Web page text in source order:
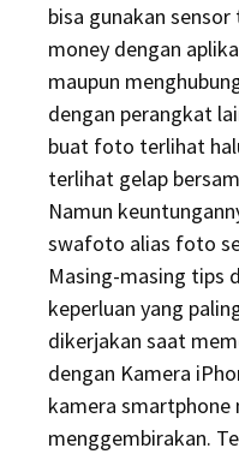
bisa gunakan
money dengan
maupun
dengan perangkat
buat foto terlihat
terlihat gelap
Namun
swafoto alias foto
Masing-masing tips
keperluan yang
dikerjakan saat
dengan Kamera
kamera
menggembirakan.